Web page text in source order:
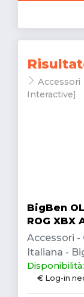
Accessori
Interactive]
BigBen
ROG XBX
Accessori -
Italiana -
€ Log-in